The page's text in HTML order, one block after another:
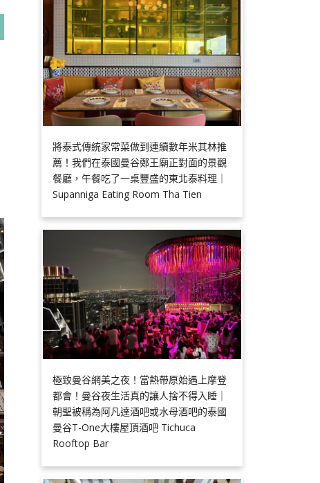
將泰式傳統家常菜做到連續數年米其林推
薦！我們在泰國曼谷鄭王廟正對面的景觀
餐廳，午餐吃了一桌豐盛的東北泰料理｜
Supanniga Eating Room Tha Tien
極致曼谷網美之夜！當熱帶原始遇上摩登
都會！曼谷夜生活真的讓人捨不得入睡｜
朝聖被稱為阿凡達酒吧或水母酒吧的泰國
曼谷T-One大樓屋頂酒吧 Tichuca
Rooftop Bar